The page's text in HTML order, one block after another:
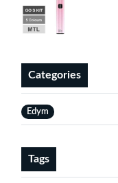
Categories
Edym
Tags